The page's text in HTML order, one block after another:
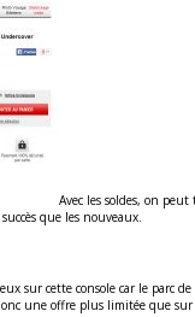
Avec les soldes, on
que les nouveaux.
sur cette console car le parc
une offre plus limitée que sur